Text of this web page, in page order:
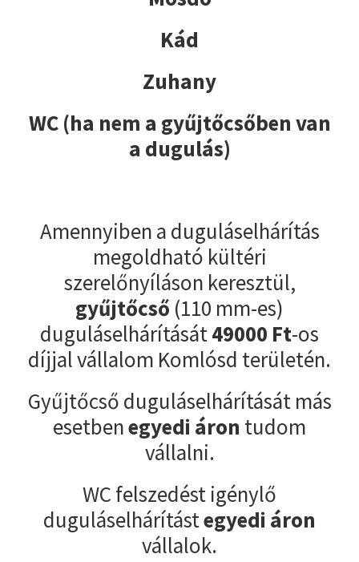
Kád
Zuhany
WC (ha nem a gyűjtőcsőben van
a dugulás)
Amennyiben a duguláselhárítás
megoldható kültéri
szerelőnyíláson keresztül,
gyűjtőcső (110 mm-es)
duguláselhárítását49000 Ft-os
díjjal vállalom Komlósd területén.
Gyűjtőcső duguláselhárítását más
esetbenegyedi áron tudom
vállalni.
WC felszedést igénylő
duguláselhárítástegyedi áron
vállalok.